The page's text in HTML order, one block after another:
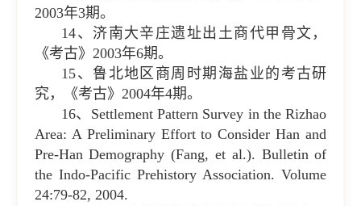
2003年3期。
14、济南大辛庄遗址出土商代甲骨文，
《考古》2003年6期。
15、鲁北地区商周时期海盐业的考古研
究，《考古》2004年4期。
16、Settlement Pattern Survey in the Rizhao
Area: A Preliminary Effort to Consider Han and
Pre-Han Demography (Fang, et al.). Bulletin of
the Indo-Pacific Prehistory Association. Volume
24:79-82, 2004.